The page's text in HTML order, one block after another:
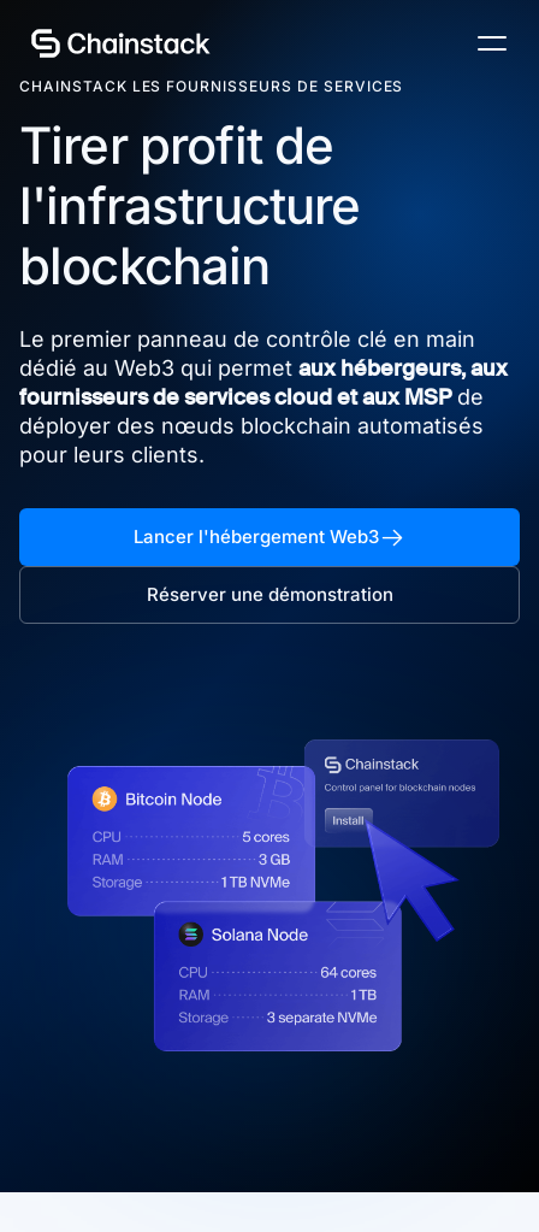
Consultez un expert
CHAINSTACK LES FOURNISSEURS DE SERVICES
Tirer profit de
l'infrastructure
blockchain
Le premier panneau de contrôle clé en main
dédié au Web3 qui permet aux hébergeurs, aux
fournisseurs de services cloud et aux MSPde
déployer des nœuds blockchain automatisés
pour leurs clients.
Lancer l'hébergement Web3
Réserver une démonstration